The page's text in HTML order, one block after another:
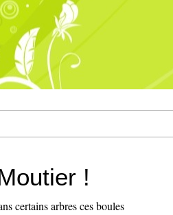
!
certains arbres ces boules